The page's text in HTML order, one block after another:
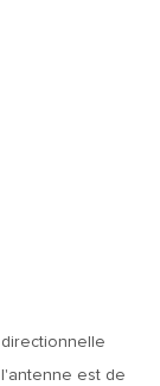
est de